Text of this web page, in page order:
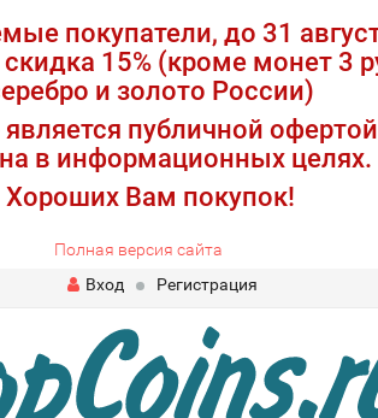
покупатели, до 31
15% (кроме монет 3
и золото России)
публичной
в информационных целях.
Хороших Вам покупок!
Полная версия сайта
Вход
Регистрация